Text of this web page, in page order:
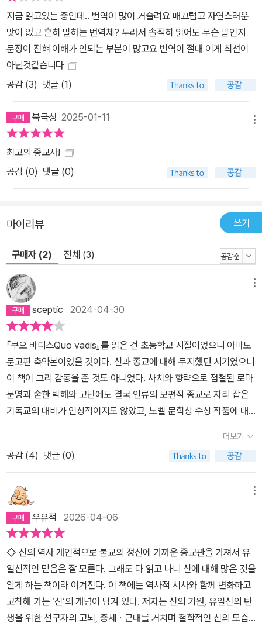
고통과 불행, 죽음의 문제를 해결하는 데 효과적이기에 신을 믿었다.
바빌론의 유수에서부터 나치의 홀로코스트까지 유대인은 숱한 박해
와 추방, 절멸의 위기 속에서 자신들을 구원해줄 신을 끊임없이 상상
해 왔고, 기독교 교부들은 인간 예수를 신이라고 확신하며 새로운 ‘인
쇠와 굴욕적인 식민지 경험 속에서 언제나 자신들에게 힘이 되는 신
는 신의 실재 그 자체의 역사가 아니다. 아브라함 시대부터 오늘날에
이르기까지 사람들이 신을 어떻게 인식해 왔는가의 역사이다. 인간의
신 개념은 역사가 있다. 다양한 시점에서 그 개념을 사용한 각 집단 사
람들에게 항상 조금씩 다른 의미였기 때문이다. …… ‘신’이라는 말에
는 변하지 않는 단 하나의 개념이 담겨 있는 것이 아니라 서로 모순되
할 수 있다. 만약 이러한 유연성이 없었더라면 신이라는 관념은 결코
24~25쪽 늘 그렇듯 새로운 신학이 성공하는 이유는 합리적으로 증
는 데 효과적이기 때문이다. 낯선 땅으로 추방당해 혼란에 빠져버린
유대인들은 야훼 숭배의 단절성을 더는 이질적이고 불편하게 여기지
않았다. 이는 그들이 처한 상황을 분명하게 말해주는 것이었다. _ 2장
다” 인격신을 넘어 초월의 신으로 암스트롱에 따르면 신이 인간처럼
보고 듣고, 창조하고 파괴한다는 ‘인격신’에 관한 믿음은 유대교, 기독
교, 이슬람교에서 모두 공통적으로 발견된다. 인간을 닮은 신에 관한
상상은 세 종교가 대중 속으로 파고들어 영향력을 확장할 수 있었던
결정적 이유이며, 14~16세기 르네상스 시대에 서구가 인본주의 가
들은 언제나 신이 인간의 행위를 정당화하는 도구이자 욕구와 두려움
단히 취약하다는 것을 끊임없이 의식했기에 인간의 한계를 넘어서는
‘초월의 신’을 추구했다. ‘초월의 신’은 인간이 지닌 편견과 아집을 극
복할 수 있는 원동력이 되었고, 동정심과 자비를 불러일으키는 마르
지 않는 샘이 되었다. 인격체인 신 그리고 인류 역사에 적극적으로 개
입하는 신은 비판의 대상이 될 수 있다. 이 같은 ‘신’을 터무니없는 폭
군이나 심판자로 만들거나 인간의 기대를 충족하는 존재로 만들기란
너무도 쉬운 일이다. 우리는 각자 개인적인 견해에 따라 ‘신’을 토리당
원이나 사회주의자, 인종차별주의자, 혁명가로 만들 수 있다. _ 5장
이슬람의 신, 302쪽 인격신은 심각한 골칫거리가 될 수도 있다. 인격
지금 읽고있는 중인데.. 번역이 많이 거슬려요 매끄럽고 자연스러운
맛이 없고 흔히 말하는 번역체? 투라서 솔직히 읽어도 무슨 말인지
문장이 전혀 이해가 안되는 부분이 많고요 번역이 절대 이게 최선이
아닌것같습니다
공감 (3) 댓글 (1)
북극성 2025-01-11
최고의 종교사!
공감 (0) 댓글 (0)
마이리뷰 쓰기
구매자 (2) 전체 (3)
sceptic 2024-04-30
『쿠오 바디스Quo vadis』를 읽은 건 초등학교 시절이었으니 아마도
문고판 축약본이었을 것이다. 신과 종교에 대해 무지했던 시기였으니
이 책이 그리 감동을 준 것도 아니었다. 사치와 향략으로 점철된 로마
문명과 숱한 박해와 고난에도 결국 인류의 보편적 종교로 자리 잡은
기독교의 대비가 인상적이지도 않았고, 노벨 문학상 수상 작품에 대
권 중 하나로만 기억한다. 소설의 영향은 아니었겠으나 크리스마스
즈음에 친구를 따라 교회에 가서 초코파이를 받아먹은 게 종교 경험
의 전부다. 풍광 좋은 절에 들러 문화재를 둘러보는 건 헤르만 헤세의
『싯다르타』에 감동받았기 때문이 아니다. 엊그제 겨울 산, 돌계단을
디뎌 개심사에 다녀왔다고 마음이 열리거나 번뇌가 씻기지도 않는다.
종교에 대한 관심과 신에 대한 믿음은 별개의 문제다. 『왜 종교는 과
학이 되려 하는가』, 『예수는 신화다』 등의 책을 보는 동안에도 해결되
지 않았던 질문 중의 하나가 ‘유일신’에 대한 그들의 공고한 믿음이었
고, 유대교와 이슬람과 기독교에서 믿는 하나님의 일치 여부 혹은 배
타적 태도의 근원이 궁금했을 따름이다. 신의 존재 여부와 종교적 도
그마는 한 인간 혹은 인류 전체의 역사를 뒤흔든다. 여전히. 극단주의
테러와 종교 전쟁을 일일이 나열할 필요도 없다. 숱한 사이비 논쟁이
더보기
공감 (4) 댓글 (0)
우유적 2026-04-06
◇ 신의 역사 개인적으로 불교의 정신에 가까운 종교관을 가져서 유
일신적인 믿음은 잘 모른다. 그래도 다 읽고 나니 신에 대해 많은 것을
알게 하는 책이라 여겨진다. 이 책에는 역사적 서사와 함께 변화하고
고착해 가는 ‘신‘의 개념이 담겨 있다. 저자는 신의 기원, 유일신의 탄
생을 위한 선구자의 고뇌, 중세ㆍ근대를 거치며 철학적인 신의 모습